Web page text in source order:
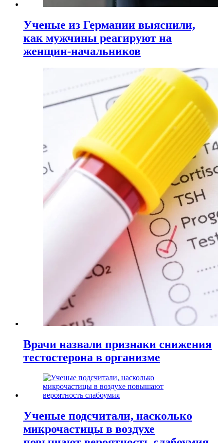
Ученые из Германии выяснили,
как мужчины реагируют на
женщин-начальников
Врачи назвали признаки снижения
тестостерона в организме
Ученые подсчитали, насколько
микрочастицы в воздухе